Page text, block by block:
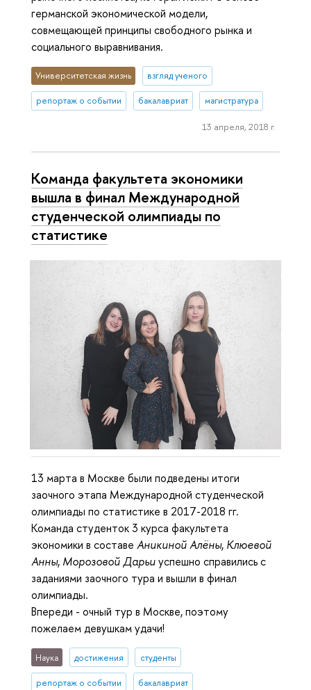
германской экономической модели,
совмещающей принципы свободного рынка и
социального выравнивания.
Университетская жизнь взгляд ученого
репортаж о событии бакалавриат магистратура
13 апреля, 2018 г.
Команда факультета экономики
вышла в финал Международной
студенческой олимпиады по
статистике
13 марта в Москве были подведены итоги
заочного этапа Международной студенческой
олимпиады по статистике в 2017-2018 гг.
Команда студенток 3 курса факультета
экономики в составе Аникиной Алёны, Клюевой
Анны, Морозовой Дарьиуспешно справились с
заданиями заочного тура и вышли в финал
олимпиады.
Впереди - очный тур в Москве, поэтому
пожелаем девушкам удачи!
Наука достижения студенты
репортаж о событии бакалавриат